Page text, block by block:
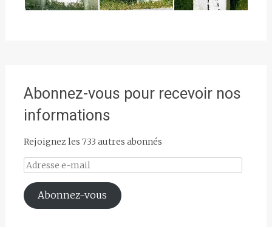
Abonnez-vous pour recevoir nos
informations
Rejoignez les 733 autres abonnés
Adresse
e-
mail
Abonnez-vous